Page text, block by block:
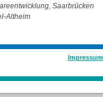
Saarbrücken
Altheim
Impressum